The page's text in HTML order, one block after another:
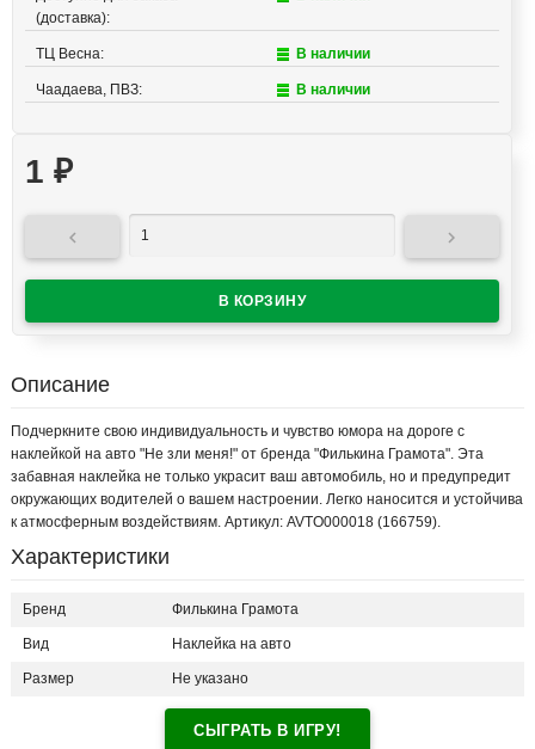
(доставка):
ТЦ Весна: В наличии
Чаадаева, ПВЗ: В наличии
1 ₽
 
Описание
Подчеркните свою индивидуальность и чувство юмора на дороге с
наклейкой на авто "Не зли меня!" от бренда "Филькина Грамота". Эта
забавная наклейка не только украсит ваш автомобиль, но и предупредит
окружающих водителей о вашем настроении. Легко наносится и устойчива
к атмосферным воздействиям. Артикул: AVTO000018 (166759).
Характеристики
Бренд Филькина Грамота
Вид Наклейка на авто
Размер Не указано
СЫГРАТЬ В ИГРУ!